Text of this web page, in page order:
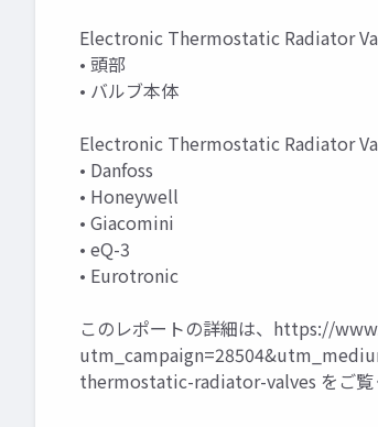
Electronic Thermostatic Radiator
• 頭部
• バルブ本体
Electronic Thermostatic Radiator
• Danfoss
• Honeywell
• Giacomini
• eQ-3
• Eurotronic
このレポートの詳細は、 https://
thermostatic-radiator-valves をご覧